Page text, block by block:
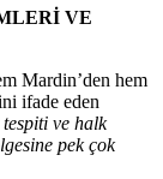
VE
Mardin’den hem
ifade eden
ve halk
pek çok